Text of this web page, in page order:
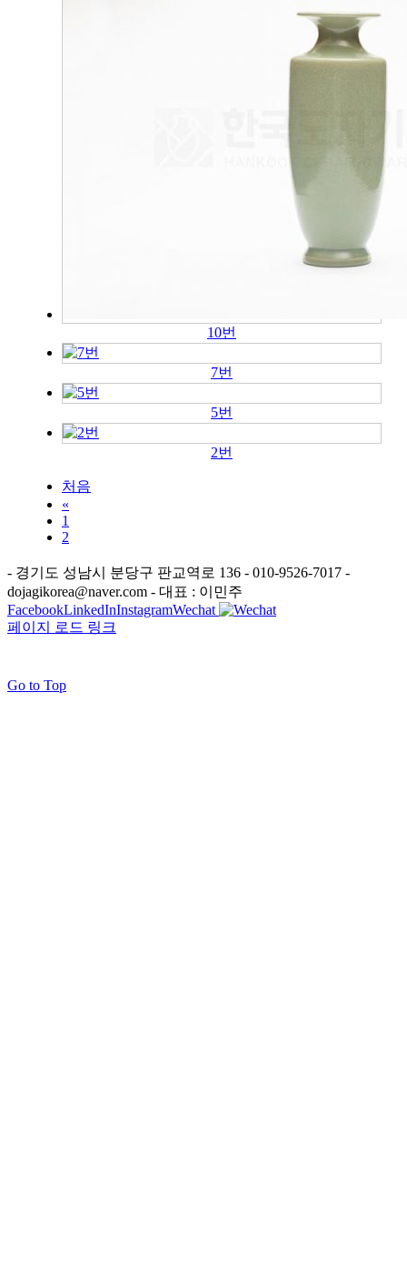
10번
7번
5번
2번
처음
«
1
2
- 경기도 성남시 분당구 판교역로 136 - 010-9526-7017 -
dojagikorea@naver.com - 대표 : 이민주
FacebookLinkedInInstagramWechat
페이지 로드 링크
Go to Top